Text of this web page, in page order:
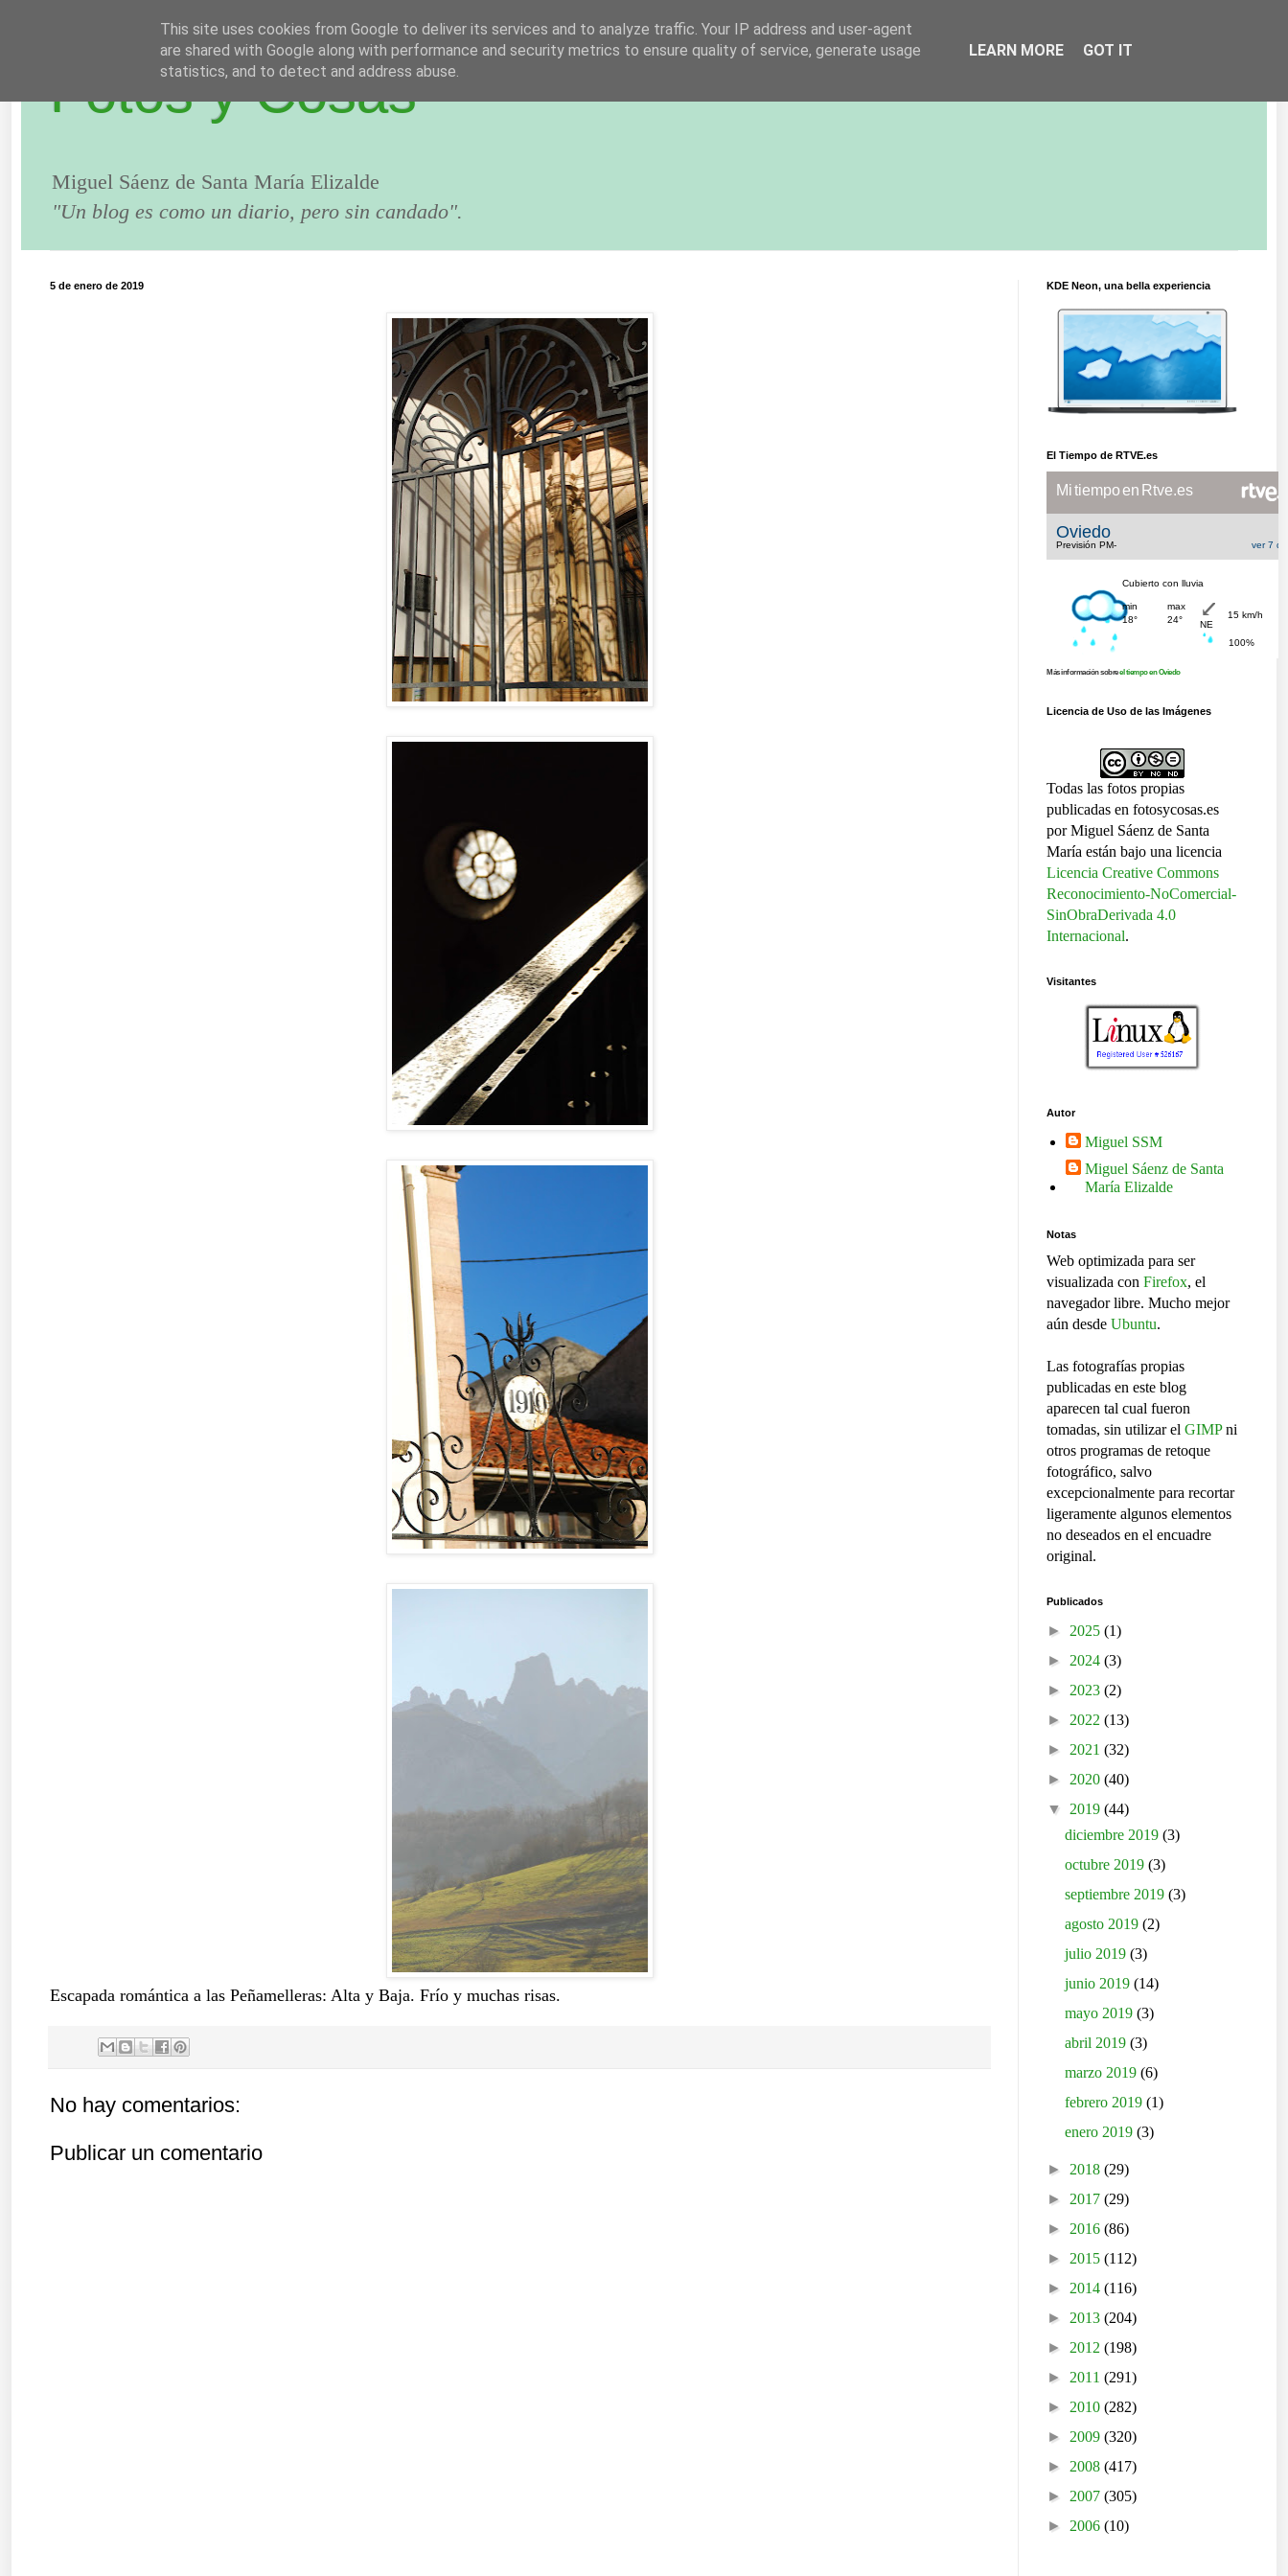
Fotos y Cosas
Miguel Sáenz de Santa María Elizalde
"Un blog es como un diario, pero sin candado".
5 de enero de 2019
Escapada romántica a las Peñamelleras: Alta y Baja. Frío y muchas risas.
No hay comentarios:
Publicar un comentario
KDE Neon, una bella experiencia
El Tiempo de RTVE.es
Más información sobreel tiempo en Oviedo
Licencia de Uso de las Imágenes
Todas las fotos propias
publicadas en fotosycosas.es
por Miguel Sáenz de Santa
María están bajo una licencia
Licencia Creative Commons
Reconocimiento-NoComercial-
SinObraDerivada 4.0
Internacional.
Visitantes
Autor
Miguel SSM
Miguel Sáenz de Santa
María Elizalde
Notas
Web optimizada para ser
visualizada con Firefox, el
navegador libre. Mucho mejor
aún desde Ubuntu.
Las fotografías propias
publicadas en este blog
aparecen tal cual fueron
tomadas, sin utilizar el GIMPni
otros programas de retoque
fotográfico, salvo
excepcionalmente para recortar
ligeramente algunos elementos
no deseados en el encuadre
original.
Publicados
► 2025 (1)
► 2024 (3)
► 2023 (2)
► 2022 (13)
► 2021 (32)
► 2020 (40)
▼ 2019 (44)
diciembre 2019(3)
octubre 2019(3)
septiembre 2019(3)
agosto 2019(2)
julio 2019(3)
junio 2019(14)
mayo 2019(3)
abril 2019(3)
marzo 2019(6)
febrero 2019(1)
enero 2019(3)
► 2018 (29)
► 2017 (29)
► 2016 (86)
► 2015 (112)
► 2014 (116)
► 2013 (204)
► 2012 (198)
► 2011 (291)
► 2010 (282)
► 2009 (320)
► 2008 (417)
► 2007 (305)
► 2006 (10)
This site uses cookies from Google to deliver its services and to analyze traffic. Your IP address and user-agent
are shared with Google along with performance and security metrics to ensure quality of service, generate usage
statistics, and to detect and address abuse.
LEARN MORE GOT IT